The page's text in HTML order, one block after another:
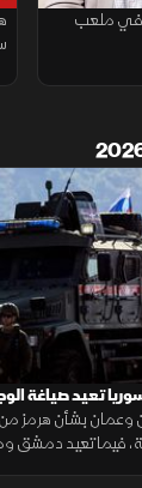
في ملعب
تعيد صياغة
وعمان بشأن هرمز
فيما تعيد